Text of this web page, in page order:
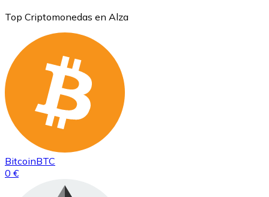
Top Criptomonedas en Alza
BitcoinBTC
0 €